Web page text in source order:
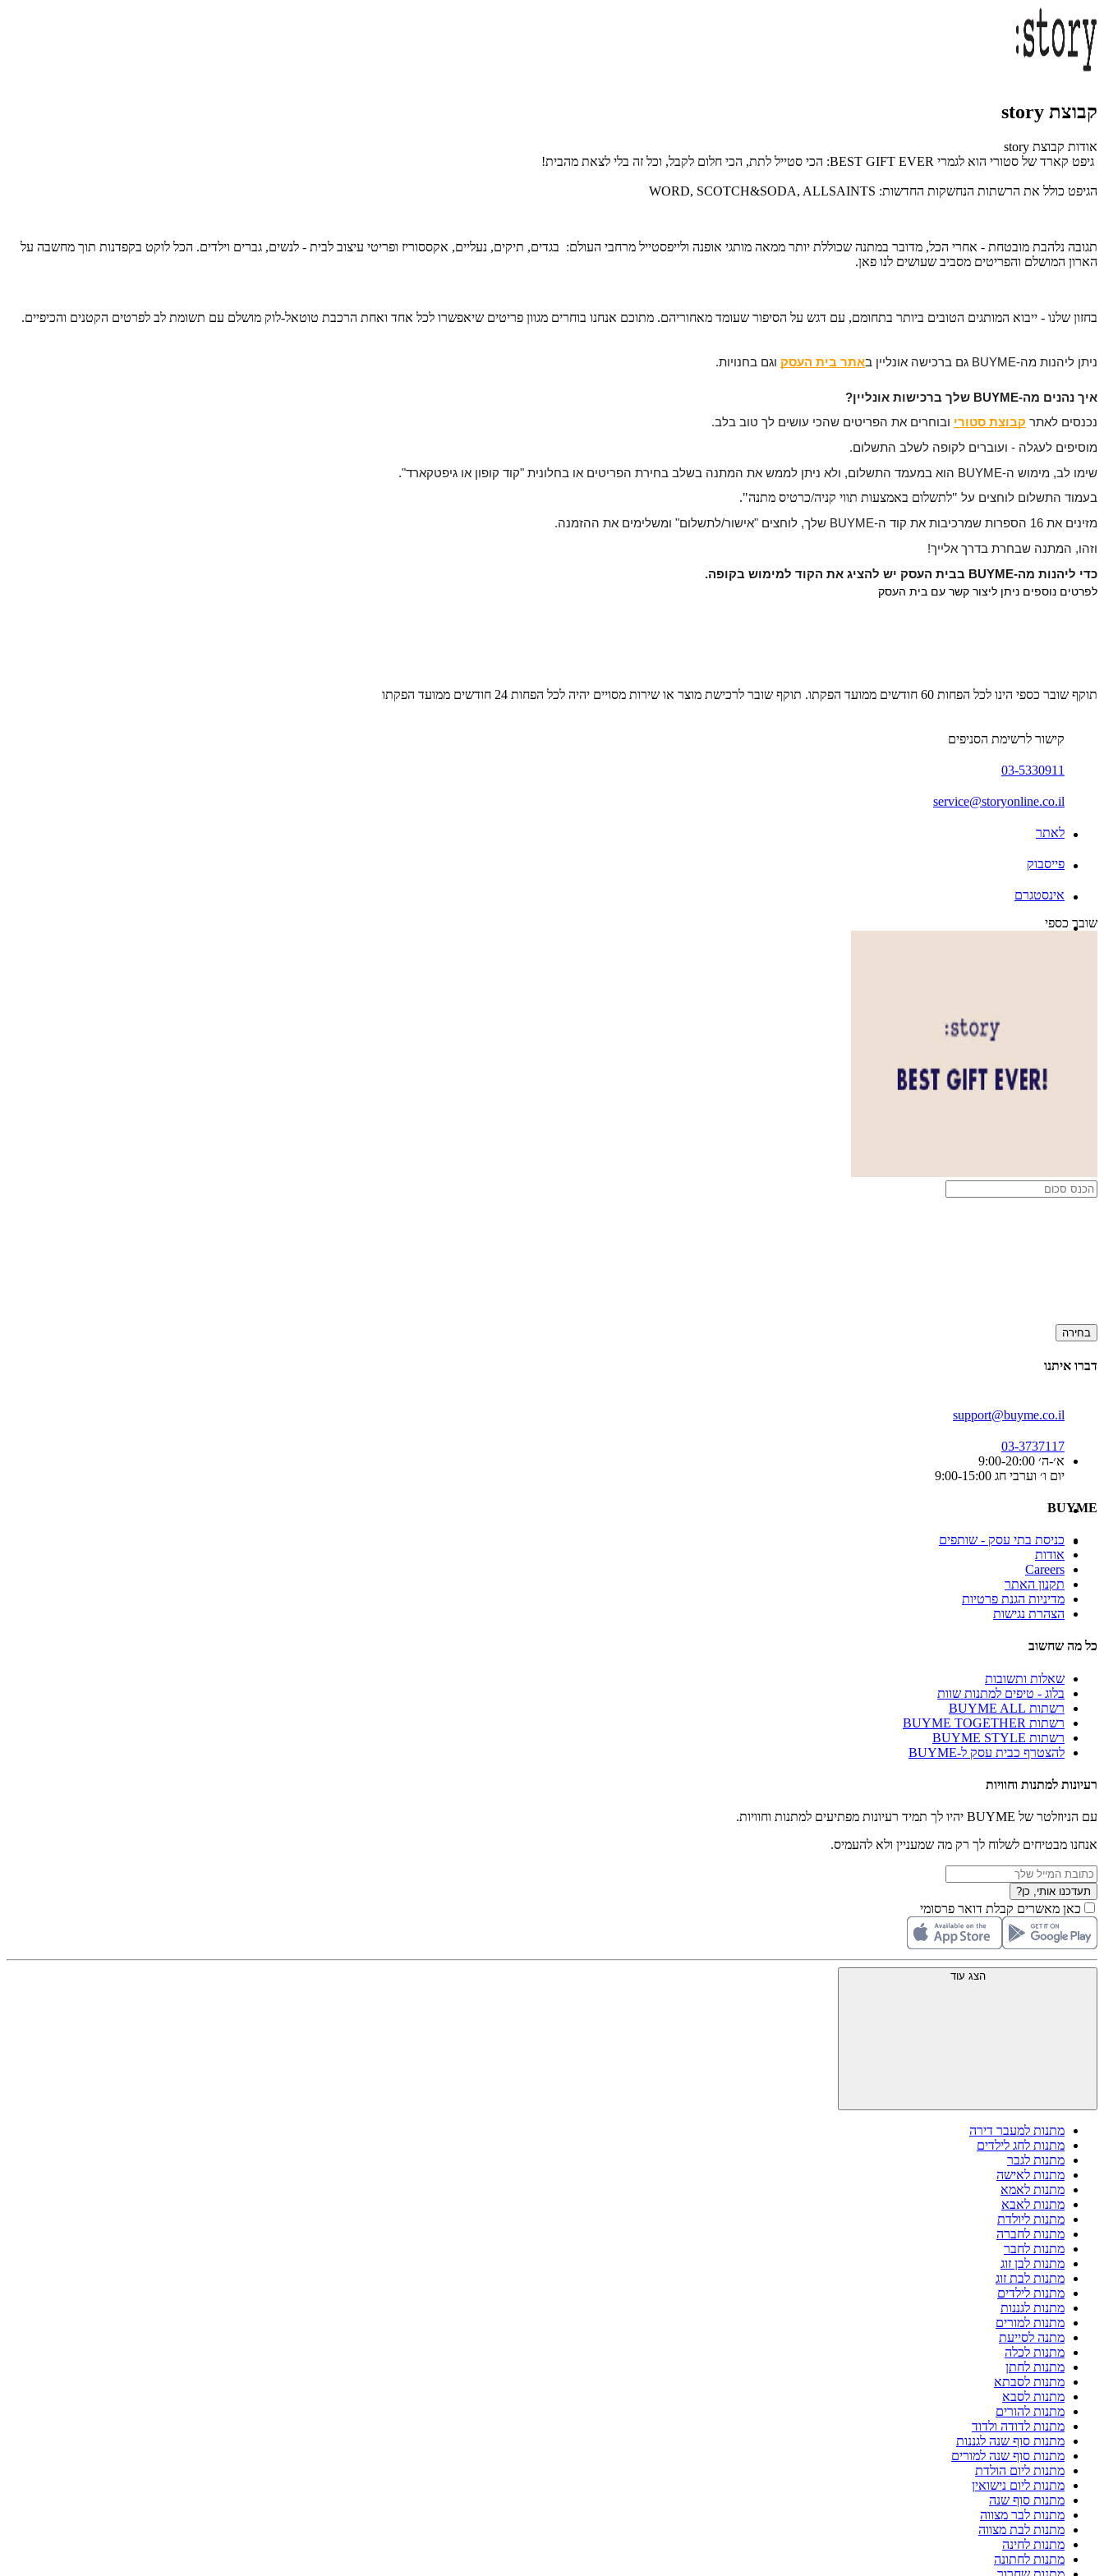
קבוצת story
אודות קבוצת story
גיפט קארד של סטורי הוא לגמרי BEST GIFT EVER: הכי סטייל לתת, הכי חלום לקבל, וכל זה בלי לצאת מהבית!
הגיפט כולל את הרשתות הנחשקות החדשות: WORD, SCOTCH&SODA, ALLSAINTS
תגובה נלהבת מובטחת - אחרי הכל, מדובר במתנה שכוללת יותר ממאה מותגי אופנה ולייפסטייל מרחבי העולם: בגדים, תיקים, נעליים, אקססוריז ופריטי עיצוב לבית - לנשים, גברים וילדים. הכל לוקט בקפדנות תוך מחשבה על
הארון המושלם והפריטים מסביב שעושים לנו פאן.
בחזון שלנו - ייבוא המותגים הטובים ביותר בתחומם, עם דגש על הסיפור שעומד מאחוריהם. מתוכם אנחנו בוחרים מגוון פריטים שיאפשרו לכל אחד ואחת הרכבת טוטאל-לוק מושלם עם תשומת לב לפרטים הקטנים והכיפיים.
ניתן ליהנות מה-BUYME גם ברכישה אונליין ב אתר בית העסק וגם בחנויות.
איך נהנים מה-BUYME שלך ברכישות אונליין?
נכנסים לאתר קבוצת סטורי ובוחרים את הפריטים שהכי עושים לך טוב בלב.
מוסיפים לעגלה - ועוברים לקופה לשלב התשלום.
שימו לב, מימוש ה-BUYME הוא במעמד התשלום, ולא ניתן לממש את המתנה בשלב בחירת הפריטים או בחלונית "קוד קופון או גיפטקארד".
בעמוד התשלום לוחצים על "לתשלום באמצעות תווי קניה/כרטיס מתנה".
מזינים את 16 הספרות שמרכיבות את קוד ה-BUYME שלך, לוחצים "אישור/לתשלום"
ומשלימים את ההזמנה.
וזהו, המתנה שבחרת בדרך אלייך!
כדי ליהנות מה-BUYME בבית העסק יש להציג את הקוד למימוש בקופה.
לפרטים נוספים ניתן ליצור קשר עם בית העסק
תוקף שובר כספי הינו לכל הפחות 60 חודשים ממועד הפקתו. תוקף שובר לרכישת מוצר או שירות מסויים יהיה לכל הפחות 24 חודשים ממועד הפקתו
קישור לרשימת הסניפים
03-5330911
service@storyonline.co.il
לאתר
פייסבוק
אינסטגרם
שובר כספי
בחירה
דברו איתנו
support@buyme.co.il
03-3737117
א׳-ה׳ 9:00-20:00
יום ו׳ וערבי חג 9:00-15:00
BUYME
כניסת בתי עסק - שותפים
אודות
Careers
תקנון האתר
מדיניות הגנת פרטיות
הצהרת נגישות
כל מה שחשוב
שאלות ותשובות
בלוג - טיפים למתנות שוות
רשתות BUYME ALL
רשתות BUYME TOGETHER
רשתות BUYME STYLE
להצטרף כבית עסק ל-BUYME
רעיונות למתנות וחוויות
עם הניוזלטר של BUYME יהיו לך תמיד רעיונות מפתיעים למתנות וחוויות.
אנחנו מבטיחים לשלוח לך רק מה שמעניין ולא להעמיס.
תעדכנו אותי, כן?
כאן מאשרים קבלת דואר פרסומי
הצג עוד
מתנות למעבר דירה
מתנות לחג לילדים
מתנות לגבר
מתנות לאישה
מתנות לאמא
מתנות לאבא
מתנות ליולדת
מתנות לחברה
מתנות לחבר
מתנות לבן זוג
מתנות לבת זוג
מתנות לילדים
מתנות לגננות
מתנות למורים
מתנה לסייעת
מתנות לכלה
מתנות לחתן
מתנות לסבתא
מתנות לסבא
מתנות להורים
מתנות לדודה ולדוד
מתנות סוף שנה לגננות
מתנות סוף שנה למורים
מתנות ליום הולדת
מתנות ליום נישואין
מתנות סוף שנה
מתנות לבר מצווה
מתנות לבת מצווה
מתנות לחינה
מתנות לחתונה